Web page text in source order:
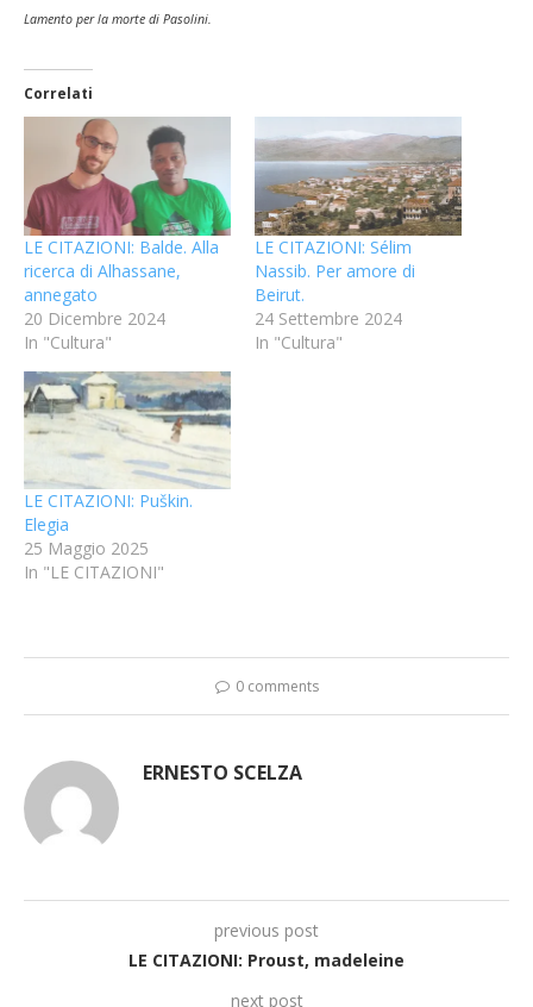
Lamento per la morte di Pasolini.
Correlati
LE CITAZIONI: Balde. Alla
ricerca di Alhassane,
annegato
20 Dicembre 2024
In "Cultura"
LE CITAZIONI: Sélim
Nassib. Per amore di
Beirut.
24 Settembre 2024
In "Cultura"
LE CITAZIONI: Puškin.
Elegia
25 Maggio 2025
In "LE CITAZIONI"
0 comments
ERNESTO SCELZA
previous post
LE CITAZIONI: Proust, madeleine
next post